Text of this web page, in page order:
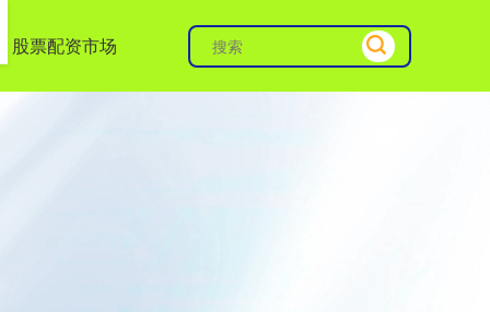
股票配资市场